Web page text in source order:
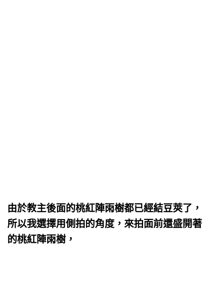
由於教主後面的桃紅陣雨樹都已經結豆莢了，
所以我選擇用側拍的角度，來拍面前還盛開著
的桃紅陣雨樹，